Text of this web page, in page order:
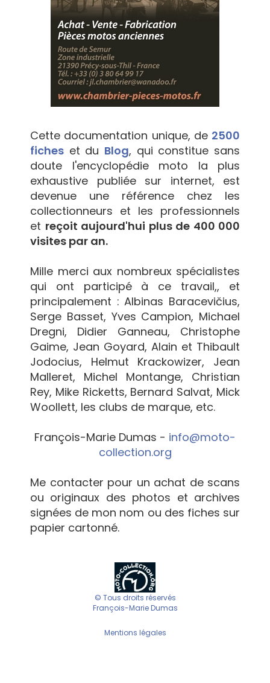
Cette documentation unique, de 2500
fiches et du Blog, qui constitue sans
doute l'encyclopédie moto la plus
exhaustive publiée sur internet, est
devenue une référence chez les
collectionneurs et les professionnels
et reçoit aujourd'hui plus de 400 000
visites par an.
Mille merci aux nombreux spécialistes
qui ont participé à ce travail,, et
principalement : Albinas Baracevičius,
Serge Basset, Yves Campion, Michael
Dregni, Didier Ganneau, Christophe
Gaime, Jean Goyard, Alain et Thibault
Jodocius, Helmut Krackowizer, Jean
Malleret, Michel Montange, Christian
Rey, Mike Ricketts, Bernard Salvat, Mick
Woollett, les clubs de marque, etc.
François-Marie Dumas - info@moto-
collection.org
Me contacter pour un achat de scans
ou originaux des photos et archives
signées de mon nom ou des fiches sur
papier cartonné.
© Tous droits réservés
François-Marie Dumas
Mentions légales